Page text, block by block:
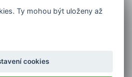
slovník
Ty mohou být uloženy až
cookies